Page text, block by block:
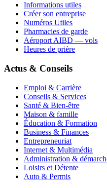
Informations utiles
Créer son entreprise
Numéros Utiles
Pharmacies de garde
Aéroport AIBD — vols
Heures de prière
Actus & Conseils
Emploi & Carrière
Conseils & Services
Santé & Bien-être
Maison & famille
Éducation & Formation
Business & Finances
Entrepreneuriat
Internet & Multimédia
Administration &
Loisirs et Détente
Auto & Permis